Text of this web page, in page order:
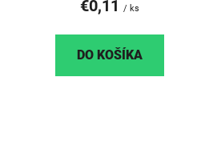
€0,11 / ks
DO KOŠÍKA